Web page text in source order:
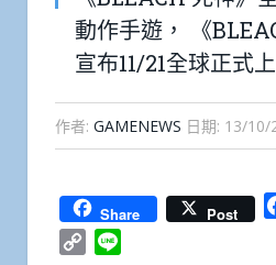
動作手遊， 《
宣布11/21全球正式
作者: GAMENEWS 日期: 13/10/
Share Post
Copy